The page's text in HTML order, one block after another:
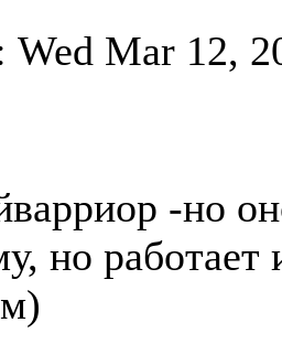
Wed Mar 12,
-но
но работает